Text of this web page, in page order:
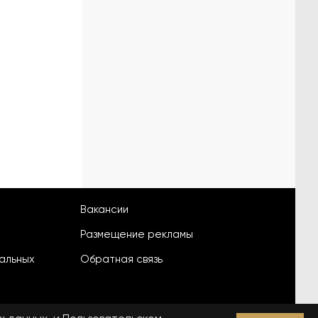
Вакансии
Размещение рекламы
Обратная связь